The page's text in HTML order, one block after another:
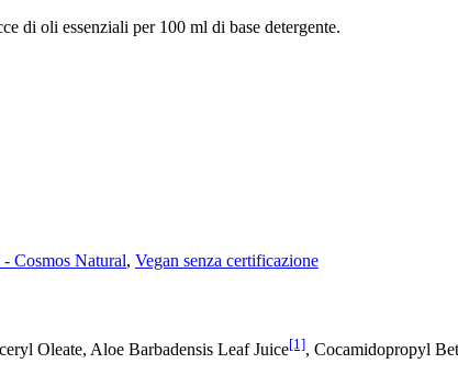
di oli essenziali per 100 ml di base detergente.
Cosmos Natural, Vegan senza certificazione
Oleate, Aloe Barbadensis Leaf Juice[1], Cocamidopropyl